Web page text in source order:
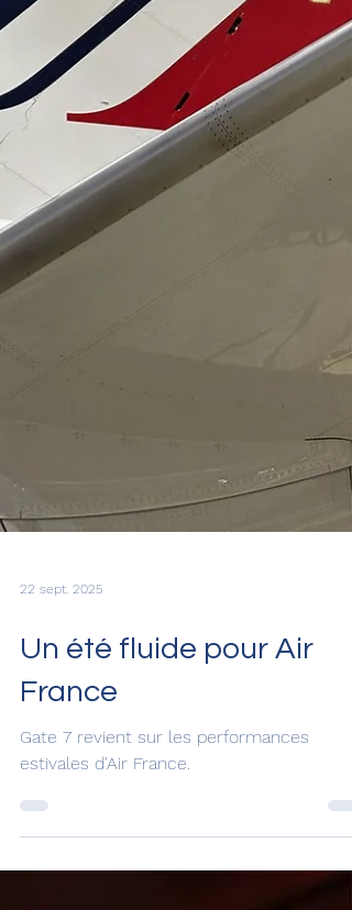
22 sept. 2025
Un été fluide pour Air
France
Gate 7 revient sur les performances